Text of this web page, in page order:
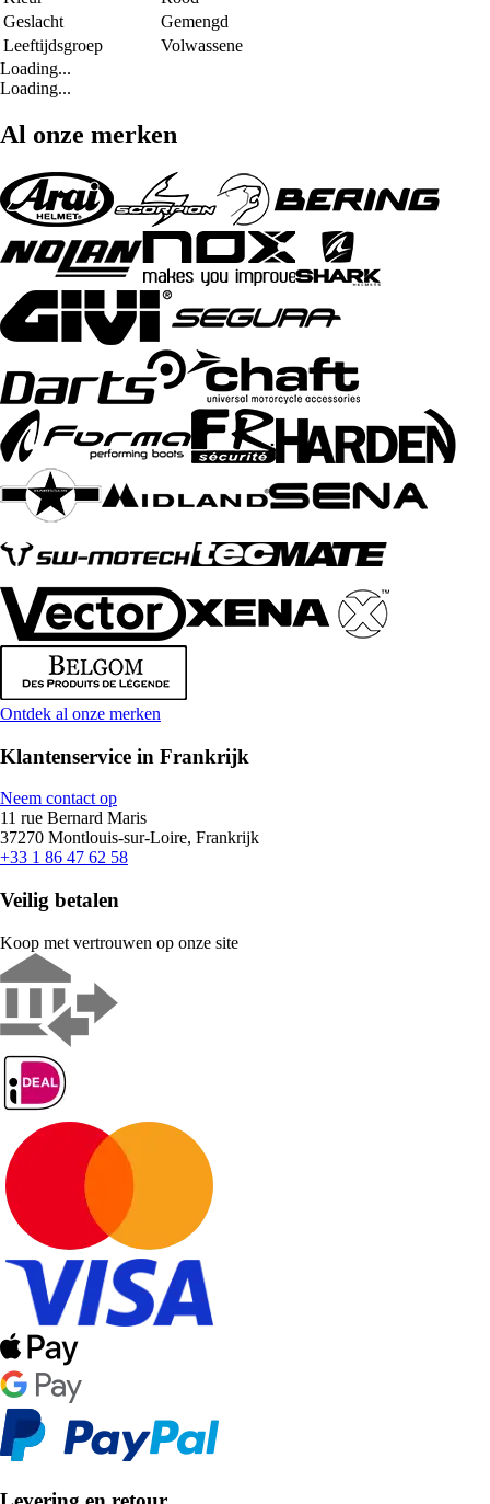
Geslacht
Gemengd
Leeftijdsgroep
Volwassene
Loading...
Loading...
Al onze merken
Ontdek al onze merken
Klantenservice in Frankrijk
Neem contact op
11 rue Bernard Maris
37270 Montlouis-sur-Loire, Frankrijk
+33 1 86 47 62 58
Veilig betalen
Koop met vertrouwen op onze site